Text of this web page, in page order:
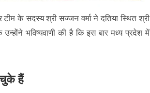
टीम के सदस्य श्री सज्जन वर्मा ने दतिया स्थित श्री
भविष्यवाणी की है कि इस बार मध्य प्रदेश में
चुके हैं